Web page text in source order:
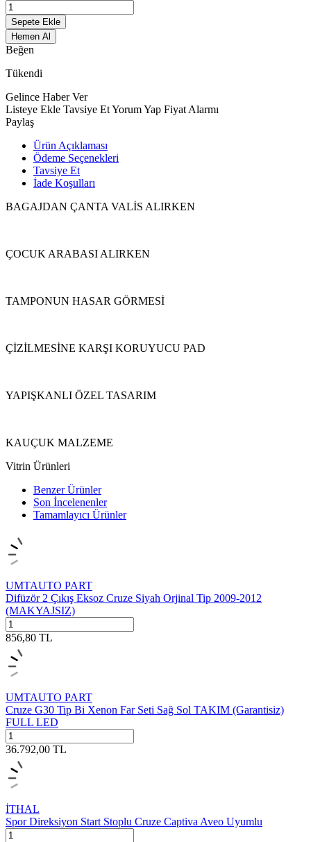
Sepete Ekle
Hemen Al
Beğen
Tükendi
Gelince Haber Ver
Listeye Ekle Tavsiye EtYorum Yap Fiyat Alarmı
Paylaş
Ürün Açıklaması
Ödeme Seçenekleri
Tavsiye Et
İade Koşulları
BAGAJDAN ÇANTA VALİS ALIRKEN
ÇOCUK ARABASI ALIRKEN
TAMPONUN HASAR GÖRMESİ
ÇİZİLMESİNE KARŞI KORUYUCU PAD
YAPIŞKANLI ÖZEL TASARIM
KAUÇUK MALZEME
Vitrin Ürünleri
Benzer Ürünler
Son İncelenenler
Tamamlayıcı Ürünler
UMTAUTO PART
Difüzör 2 Çıkış Eksoz Cruze Siyah Orjinal Tip 2009-2012
(MAKYAJSIZ)
856,80 TL
UMTAUTO PART
Cruze G30 Tip Bi Xenon Far Seti Sağ Sol TAKIM (Garantisiz)
FULL LED
36.792,00 TL
İTHAL
Spor Direksiyon Start Stoplu Cruze Captiva Aveo Uyumlu